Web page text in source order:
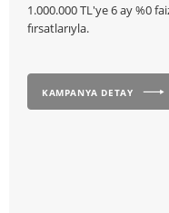
1.000.000 TL'ye 6 ay %0
fırsatlarıyla.
KAMPANYA DETAY